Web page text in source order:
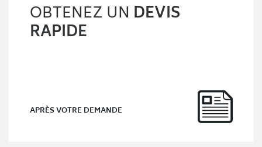
OBTENEZ UN DEVIS
RAPIDE
APRÈS VOTRE DEMANDE